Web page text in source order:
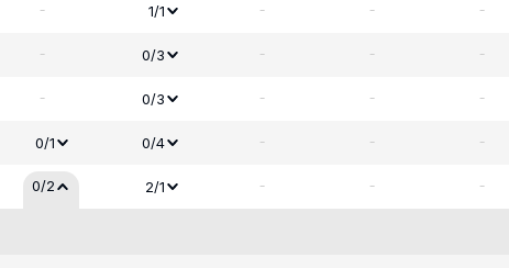
- 1/1 - - -
- 0/3 - - -
- 0/3 - - -
0/1 0/4 - - -
0/2 2/1 - - -